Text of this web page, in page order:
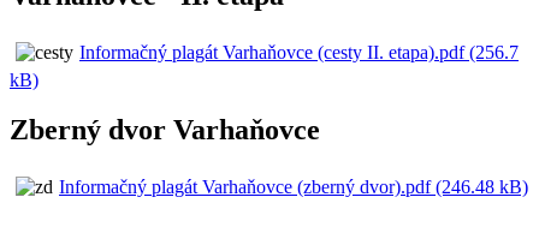
Informačný plagát Varhaňovce (cesty II. etapa).pdf (256.7
kB)
Zberný dvor Varhaňovce
Informačný plagát Varhaňovce (zberný dvor).pdf (246.48 kB)